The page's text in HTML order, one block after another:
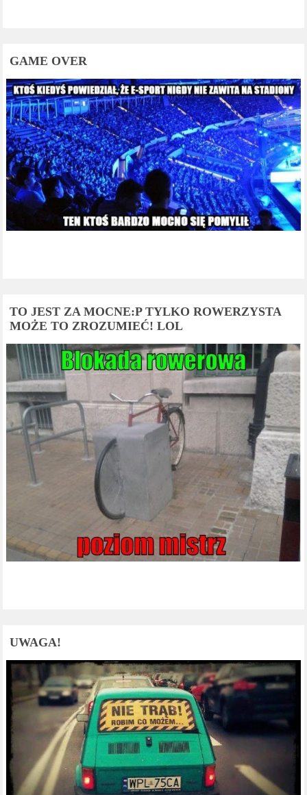
GAME OVER
TO JEST ZA MOCNE:P TYLKO ROWERZYSTA
MOŻE TO ZROZUMIEĆ! LOL
UWAGA!